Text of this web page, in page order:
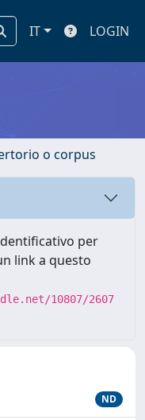
IT LOGIN
o corpus
per
link a questo
10807/2607
ND